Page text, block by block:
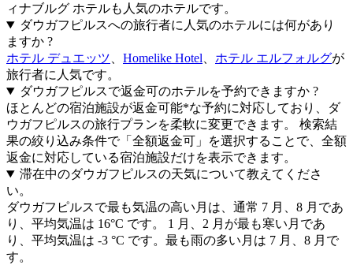
ィナブルグ ホテルも人気のホテルです。
ダウガフピルスへの旅行者に人気のホテルには何があり
ますか ?
ホテル デュエッツ
Homelike Hotel ホテル エルフォルグが
旅行者に人気です。
ダウガフピルスで返金可のホテルを予約できますか ?
ほとんどの宿泊施設が返金可能*な予約に対応しており、ダ
ウガフピルスの旅行プランを柔軟に変更できます。 検索結
果の絞り込み条件で「全額返金可」を選択することで、全額
返金に対応している宿泊施設だけを表示できます。
滞在中のダウガフピルスの天気について教えてくださ
い。
ダウガフピルスで最も気温の高い月は、通常 7 月、8 月であ
り、平均気温は 16°C です。 1 月、2 月が最も寒い月であ
り、平均気温は -3 °C です。最も雨の多い月は 7 月、8 月で
す。